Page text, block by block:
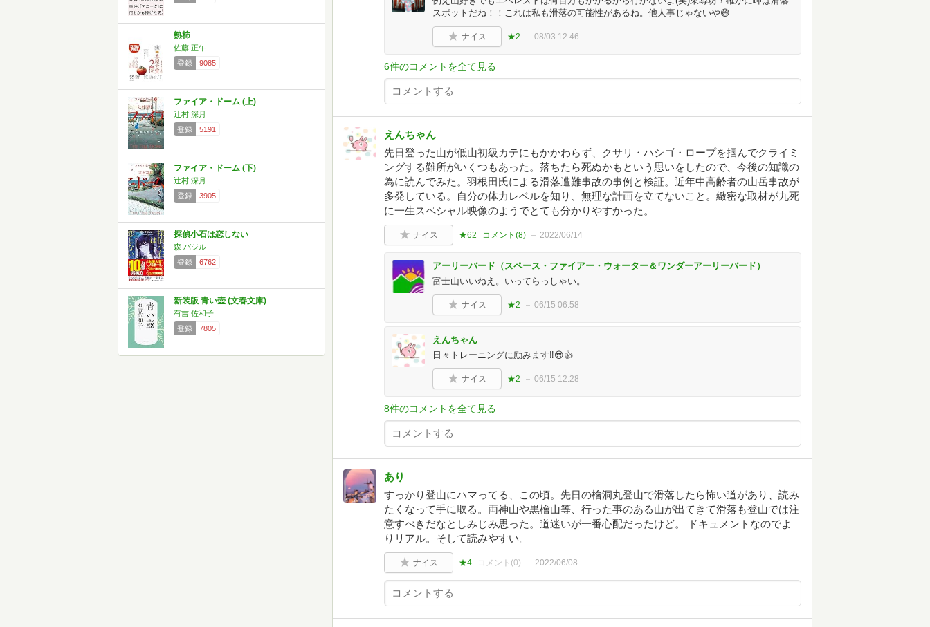
熟柿
佐藤 正午
登録
9085
ファイア・ドーム (上)
辻村 深月
登録
5191
ファイア・ドーム (下)
辻村 深月
登録
3905
探偵小石は恋しない
森 バジル
登録
6762
新装版 青い壺 (文春文庫)
有吉 佐和子
登録
7805
スポットだね！！これは私も滑落の可能性があるね。他人事じゃないや😅
ナイス ★2 08/03 12:46
6件のコメントを全て見る
えんちゃん
先日登った山が低山初級カテにもかかわらず、クサリ・ハシゴ・ロープを掴んでクライミ
ングする難所がいくつもあった。落ちたら死ぬかもという思いをしたので、今後の知識の
為に読んでみた。羽根田氏による滑落遭難事故の事例と検証。近年中高齢者の山岳事故が
多発している。自分の体力レベルを知り、無理な計画を立てないこと。緻密な取材が九死
に一生スペシャル映像のようでとても分かりやすかった。
ナイス ★62 コメント(8) 2022/06/14
アーリーバード（スペース・ファイアー・ウォーター＆ワンダーアーリーバード）
富士山いいねえ。いってらっしゃい。
ナイス ★2 06/15 06:58
えんちゃん
日々トレーニングに励みます‼️😎👍
ナイス ★2 06/15 12:28
8件のコメントを全て見る
あり
すっかり登山にハマってる、この頃。先日の檜洞丸登山で滑落したら怖い道があり、読み
たくなって手に取る。両神山や黒檜山等、行った事のある山が出てきて滑落も登山では注
意すべきだなとしみじみ思った。道迷いが一番心配だったけど。 ドキュメントなのでよ
りリアル。そして読みやすい。
ナイス ★4 コメント(0) 2022/06/08